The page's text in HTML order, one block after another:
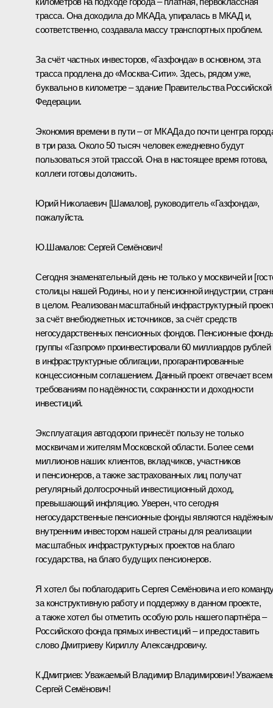
трасса. Она доходила до МКАДа, упиралась в МКАД и,
соответственно, создавала массу транспортных проблем.
За счёт частных инвесторов, «Газфонда» в основном, эта
трасса продлена до «Москва-Сити». Здесь, рядом уже,
буквально в километре ‒ здание Правительства Российской
Федерации.
Экономия времени в пути ‒ от МКАДа до почти центра
в три раза. Около 50 тысяч человек ежедневно будут
пользоваться этой трассой. Она в настоящее время готова,
коллеги готовы доложить.
Юрий Николаевич [Шамалов], руководитель «Газфонда»,
пожалуйста.
Ю.Шамалов: Сергей Семёнович!
Сегодня знаменательный день не только у москвичей и
столицы нашей Родины, но и у пенсионной индустрии,
в целом. Реализован масштабный инфраструктурный
за счёт внебюджетных источников, за счёт средств
негосударственных пенсионных фондов. Пенсионные
группы «Газпром» проинвестировали 60 миллиардов рублей
в инфраструктурные облигации, прогарантированные
концессионным соглашением. Данный проект отвечает всем
требованиям по надёжности, сохранности и доходности
инвестиций.
Эксплуатация автодороги принесёт пользу не только
москвичам и жителям Московской области. Более семи
миллионов наших клиентов, вкладчиков, участников
и пенсионеров, а также застрахованных лиц получат
регулярный долгосрочный инвестиционный доход,
превышающий инфляцию. Уверен, что сегодня
негосударственные пенсионные фонды являются
внутренним инвестором нашей страны для реализации
масштабных инфраструктурных проектов на благо
государства, на благо будущих пенсионеров.
Я хотел бы поблагодарить Сергея Семёновича и его
за конструктивную работу и поддержку в данном проекте,
а также хотел бы отметить особую роль нашего партнёра ‒
Российского фонда прямых инвестиций ‒ и предоставить
слово Дмитриеву Кириллу Александровичу.
К.Дмитриев: Уважаемый Владимир Владимирович!
Сергей Семёнович!